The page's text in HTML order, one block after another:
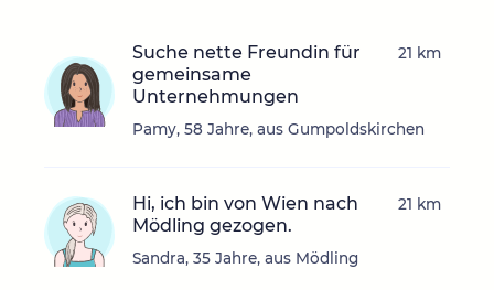
Suche nette Freundin für
gemeinsame
Unternehmungen
Pamy, 58 Jahre, aus Gumpoldskirchen
21 km
Hi, ich bin von Wien nach
Mödling gezogen.
Sandra, 35 Jahre, aus Mödling
21 km